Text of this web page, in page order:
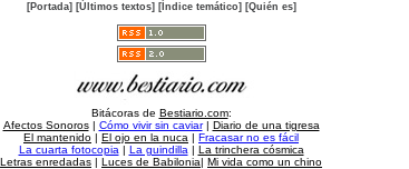
[Portada] [Últimos textos] [Índice temático] [Quién es]
Bitácoras de Bestiario.com:
Afectos Sonoros| Cómo vivir sin caviar| Diario de una tigresa
El mantenido | El ojo en la nuca | Fracasar no es fácil
La cuarta fotocopia | La guindilla | La trinchera cósmica
Letras enredadas | Luces de Babilonia| Mi vida como un chino